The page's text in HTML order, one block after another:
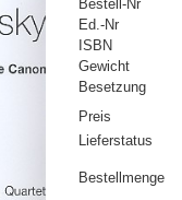
Bestell-Nr
Ed.-Nr
ISBN
Gewicht
Besetzung
Preis
Lieferstatus
Bestellmenge